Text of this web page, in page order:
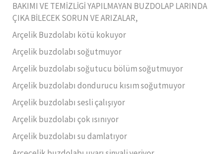
BAKIMI VE TEMİZLİGİ YAPILMAYAN BUZDOLAP LARINDA
ÇIKA BİLECEK SORUN VE ARIZALAR,
Arçelik Buzdolabı kötü kokuyor
Arçelik buzdolabı soğutmuyor
Arçelik buzdolabı soğutucu bölüm soğutmuyor
Arçelik buzdolabı dondurucu kısım soğutmuyor
Arçelik buzdolabı sesli çalışıyor
Arçelik buzdolabı çok ısınıyor
Arçelik buzdolabı su damlatıyor